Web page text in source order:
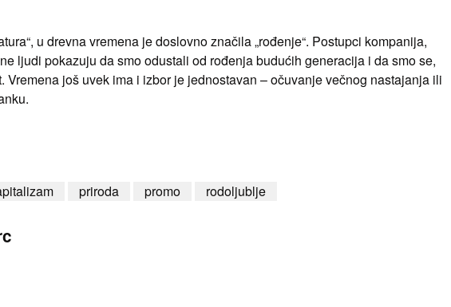
u drevna vremena je doslovno značila „rođenje“. Postupci kompanija,
ljudi pokazuju da smo odustali od rođenja budućih generacija i da smo se,
Vremena još uvek ima i izbor je jednostavan – očuvanje večnog nastajanja ili
priroda promo rodoljublje